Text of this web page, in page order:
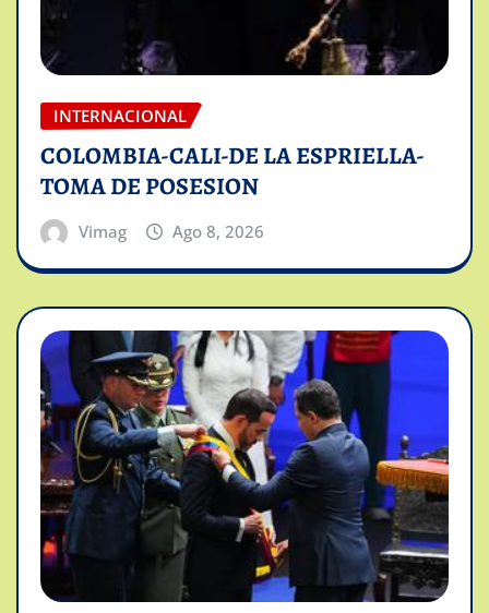
INTERNACIONAL
COLOMBIA-CALI-DE LA ESPRIELLA-
TOMA DE POSESION
Vimag Ago 8, 2026